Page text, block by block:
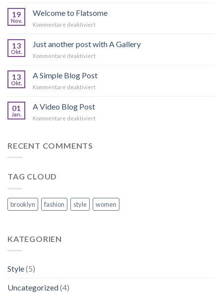
19
Nov.
Welcome to Flatsome
Kommentare deaktiviertfür
to
Flatsome
13
Okt.
Just another post with A Gallery
Kommentare deaktiviertfür
another
post
with
13
Okt.
A Simple Blog Post
Kommentare deaktiviertfür
Post
01
Jan.
A Video Blog Post
Kommentare deaktiviertfür
RECENT COMMENTS
TAG CLOUD
brooklyn fashion style women
KATEGORIEN
Style(5)
Uncategorized(4)